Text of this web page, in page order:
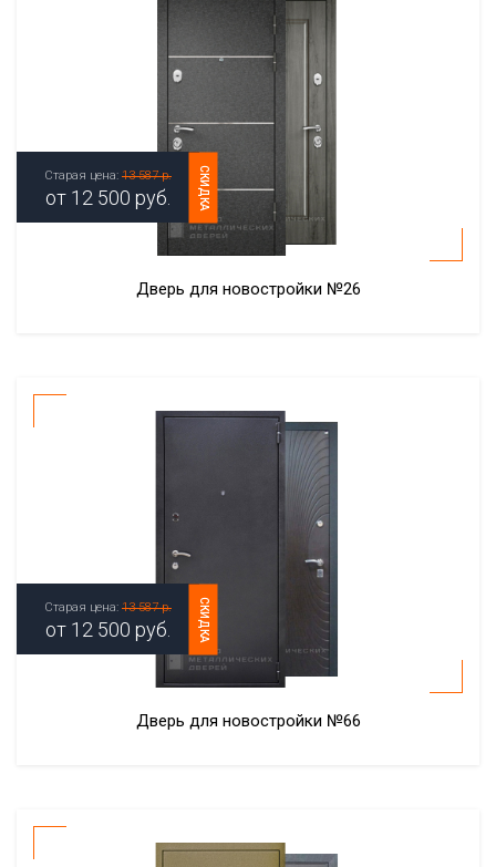
СКИДКА
Старая цена: 13 587 р.
от 12 500 руб.
Дверь для новостройки №26
СКИДКА
Старая цена: 13 587 р.
от 12 500 руб.
Дверь для новостройки №66